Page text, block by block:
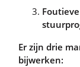
Er zijn drie
bijwerken: